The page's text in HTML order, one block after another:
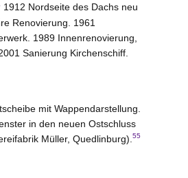
1912 Nordseite des Dachs neu
Renovierung. 1961
1989 Innenrenovierung,
Sanierung Kirchenschiff.
mit Wappendarstellung.
in den neuen Ostschluss
Müller, Quedlinburg). 55